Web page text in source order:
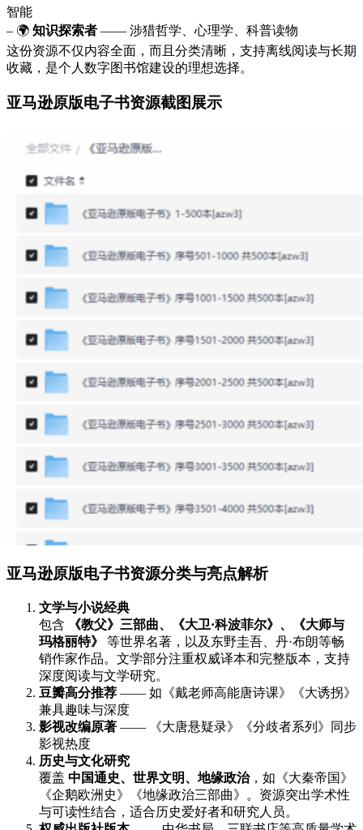
智能
– 🌍 知识探索者 —— 涉猎哲学、心理学、科普读物
这份资源不仅内容全面，而且分类清晰，支持离线阅读与长期
收藏，是个人数字图书馆建设的理想选择。
亚马逊原版电子书资源截图展示
亚马逊原版电子书资源分类与亮点解析
文学与小说经典
包含
《教父》三部曲、《大卫·科波菲尔》、《大师与
玛格丽特》
等世界名著，以及东野圭吾、丹·布朗等畅
销作家作品。文学部分注重权威译本和完整版本，支持
深度阅读与文学研究。
豆瓣高分推荐 —— 如《戴老师高能唐诗课》《大诱拐》
兼具趣味与深度
影视改编原著 —— 《大唐悬疑录》《分歧者系列》同步
影视热度
历史与文化研究
覆盖 中国通史、世界文明、地缘政治，如《大秦帝国》
《企鹅欧洲史》《地缘政治三部曲》。资源突出学术性
与可读性结合，适合历史爱好者和研究人员。